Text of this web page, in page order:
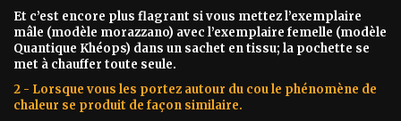
Et c’est encore plus flagrant si vous mettez l’exemplaire
mâle (modèle morazzano) avec l’exemplaire femelle (modèle
Quantique Khéops) dans un sachet en tissu; la pochette se
met à chauffer toute seule.
2 - Lorsque vous les portez autour du cou le phénomène de
chaleur se produit de façon similaire.